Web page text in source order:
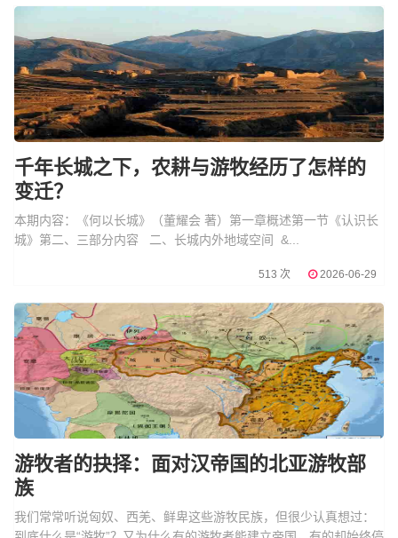
千年长城之下，农耕与游牧经历了怎样的
变迁？
本期内容：《何以长城》（董耀会 著）第一章概述第一节《认识长
城》第二、三部分内容 二、长城内外地域空间 &...
513 次 2026-06-29
游牧者的抉择：面对汉帝国的北亚游牧部
族
我们常常听说匈奴、西羌、鲜卑这些游牧民族，但很少认真想过：